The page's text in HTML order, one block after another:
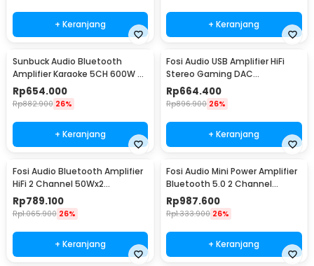
+ Keranjang + Keranjang
Sunbuck Audio Bluetooth
Amplifier Karaoke 5CH 600W -
AV-608BT
Rp654.000
Rp882.900 26%
+ Keranjang
Fosi Audio USB Amplifier HiFi
Stereo Gaming DAC
Headphone - DAC-Q4
Rp664.400
Rp896.900 26%
+ Keranjang
Fosi Audio Bluetooth Amplifier
HiFi 2 Channel 50Wx2
TPA3116D2 - BT10A
Rp789.100
Rp1.065.900 26%
+ Keranjang
Fosi Audio Mini Power Amplifier
Bluetooth 5.0 2 Channel
TPA3116D2 - BT20A
Rp987.600
Rp1.333.900 26%
+ Keranjang